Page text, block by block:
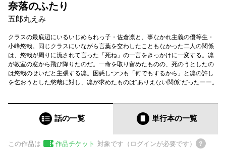
奈落のふたり
五郎丸えみ
クラスの最底辺にいるいじめられっ子・佐倉凛と、事なかれ主義の優等生・
小峰悠哉。同じクラスにいながら言葉を交わしたこともなかった二人の関係
は、悠哉が周りに流されて言った「死ね」の一言をきっかけに一変する。凛
が教室の窓から飛び降りたのだ。一命を取り留めたものの、死のうとしたの
は悠哉のせいだと主張する凛。困惑しつつも「何でもするから」と凛の許し
を乞おうとした悠哉に対し、凛が求めたものは“ありえない関係“だったーー。
話の一覧 単行本の一覧
この作品は 作品チケット 対象です（ログインが必要です）